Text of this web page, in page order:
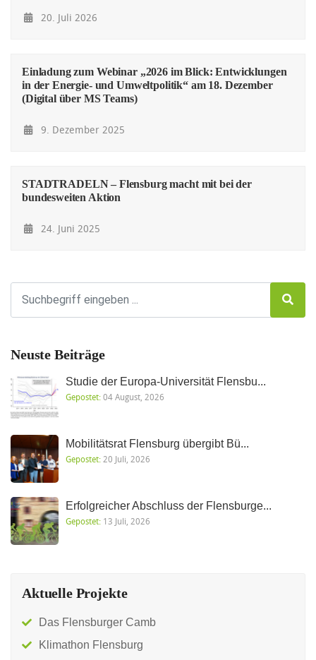
20. Juli 2026
Einladung zum Webinar „2026 im Blick: Entwicklungen
in der Energie- und Umweltpolitik“ am 18. Dezember
(Digital über MS Teams)
9. Dezember 2025
STADTRADELN – Flensburg macht mit bei der
bundesweiten Aktion
24. Juni 2025
Neuste Beiträge
Studie der Europa-Universität Flensbu...
Gepostet:04 August, 2026
Mobilitätsrat Flensburg übergibt Bü...
Gepostet: 20 Juli, 2026
Erfolgreicher Abschluss der Flensburge...
Gepostet: 13 Juli, 2026
Aktuelle Projekte
Das Flensburger Camb
Klimathon Flensburg